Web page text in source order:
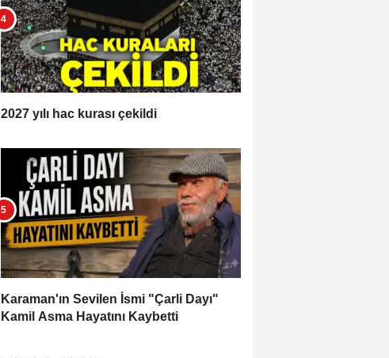
2027 yılı hac kurası çekildi
Karaman'ın Sevilen İsmi "Çarli Dayı"
Kamil Asma Hayatını Kaybetti